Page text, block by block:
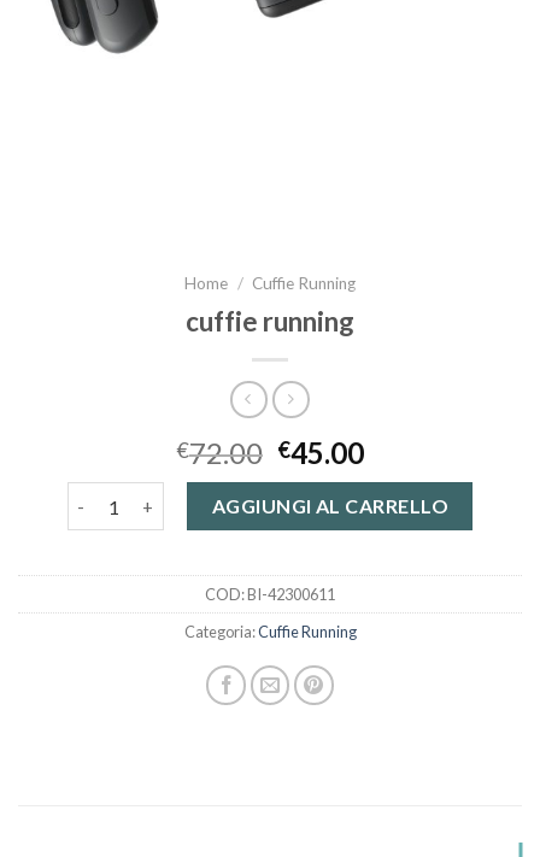
Home / Cuffie Running
cuffie running
€72.00 €45.00
AGGIUNGI AL CARRELLO
COD:BI-42300611
Categoria:Cuffie Running